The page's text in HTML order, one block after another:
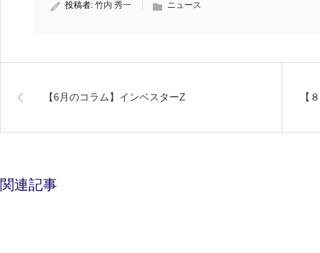
投稿者: 竹内 秀一 ニュース
【6月のコラム】インベスターZ 【
関連記事